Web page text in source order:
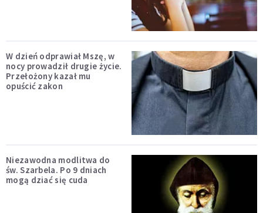
W dzień odprawiał Mszę, w
nocy prowadził drugie życie.
Przełożony kazał mu
opuścić zakon
Niezawodna modlitwa do
św. Szarbela. Po 9 dniach
mogą dziać się cuda